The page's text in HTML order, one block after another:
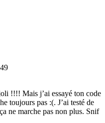
!!!! Mais j’ai essayé ton code
toujours pas :(. J’ai testé de
ne marche pas non plus. Snif